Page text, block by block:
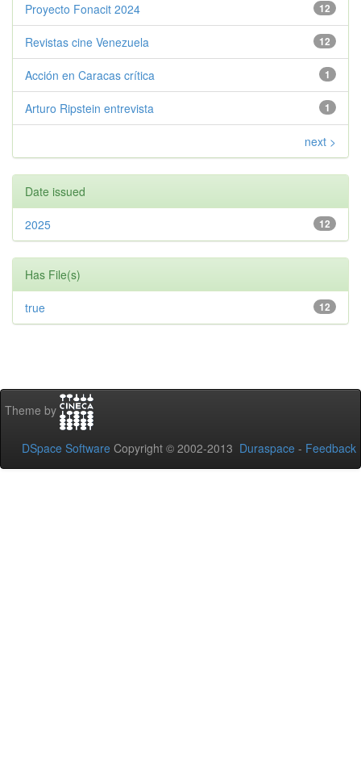
12
Proyecto Fonacit 2024
12
Revistas cine Venezuela
1
Acción en Caracas crítica
1
Arturo Ripstein entrevista
next >
Date issued
12
2025
Has File(s)
12
true
Theme by
DSpace Software Copyright © 2002-2013 Duraspace - Feedback